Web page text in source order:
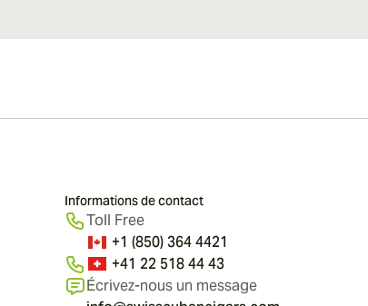
Informations de contact
Toll Free
+1 (850) 364 4421
+41 22 518 44 43
Écrivez-nous un message